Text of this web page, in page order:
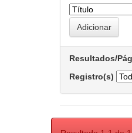
Resultados/
Registro(s)